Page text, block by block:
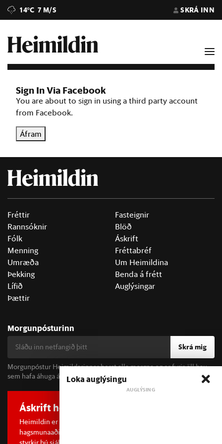
14°C 7 M/S SKRÁ INN
Sign In Via Facebook
You are about to sign in using a third party account
from Facebook.
Áfram
Fréttir
Rannsóknir
Fólk
Menning
Umræða
Þekking
Lífið
Þættir
Fasteignir
Blöð
Áskrift
Fréttabréf
Um Heimildina
Benda á frétt
Auglýsingar
Morgunpósturinn
Skrá mig
Morgunpóstur Heimildarinnar berst alla morgna og er fyrir öll þau
sem hafa áhuga á fréttum og þjóðfélagsumræðu.
Áskrift hefur áhrif
Heimildin er í dreifðu eignarhaldi og óháð
hagsmunaaðilum. Með því að kaupa áskrift að Heimildinni
Loka auglýsingu